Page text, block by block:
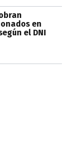
en
el DNI